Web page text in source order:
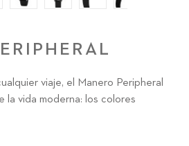
viaje, el Manero Peripheral
la vida moderna: los colores
que hay que tomarse un descanso